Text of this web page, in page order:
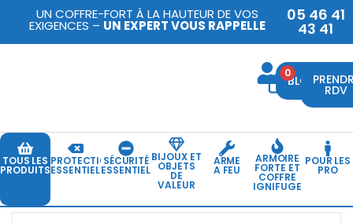
UN COFFRE-FORT À LA HAUTEUR DE VOS
EXIGENCES – UN EXPERT VOUS RAPPELLE
05 46 41
43 41
0BLOG
RDV
TOUS LES
PRODUITS
PROTECTION
ESSENTIELLE
SÉCURITÉ
ESSENTIELLE
BIJOUX ET
OBJETS
DE
VALEUR
ARME
A FEU
ARMOIRE
FORTE ET
COFFRE
IGNIFUGE
POUR LES
PRO